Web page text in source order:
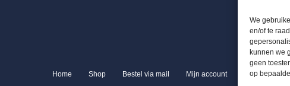
We
en/of te
kunnen we
geen
op
Home Shop Bestel via mail
Mijn account